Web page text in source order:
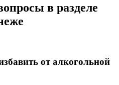
в разделе
от алкогольной